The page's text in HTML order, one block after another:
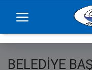
BELEDİYE